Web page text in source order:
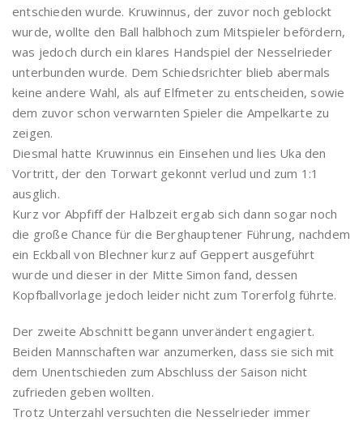
entschieden wurde. Kruwinnus, der zuvor noch geblockt
wurde, wollte den Ball halbhoch zum Mitspieler befördern,
was jedoch durch ein klares Handspiel der Nesselrieder
unterbunden wurde. Dem Schiedsrichter blieb abermals
keine andere Wahl, als auf Elfmeter zu entscheiden, sowie
dem zuvor schon verwarnten Spieler die Ampelkarte zu
zeigen.
Diesmal hatte Kruwinnus ein Einsehen und lies Uka den
Vortritt, der den Torwart gekonnt verlud und zum 1:1
ausglich.
Kurz vor Abpfiff der Halbzeit ergab sich dann sogar noch
die große Chance für die Berghauptener Führung, nachdem
ein Eckball von Blechner kurz auf Geppert ausgeführt
wurde und dieser in der Mitte Simon fand, dessen
Kopfballvorlage jedoch leider nicht zum Torerfolg führte.
Der zweite Abschnitt begann unverändert engagiert.
Beiden Mannschaften war anzumerken, dass sie sich mit
dem Unentschieden zum Abschluss der Saison nicht
zufrieden geben wollten.
Trotz Unterzahl versuchten die Nesselrieder immer